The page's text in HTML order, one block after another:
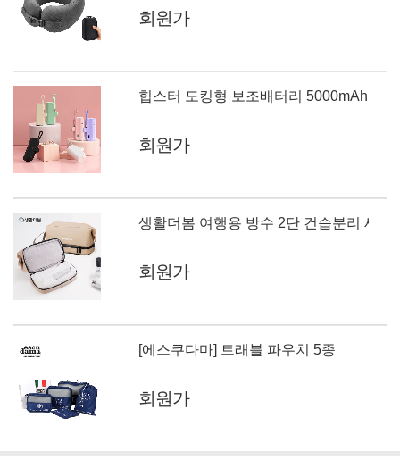
회원가
힙스터 도킹형 보조배터리 5000mAh 8핀
회원가
생활더봄 여행용 방수 2단 건습분리 세면
회원가
[에스쿠다마] 트래블 파우치 5종
회원가